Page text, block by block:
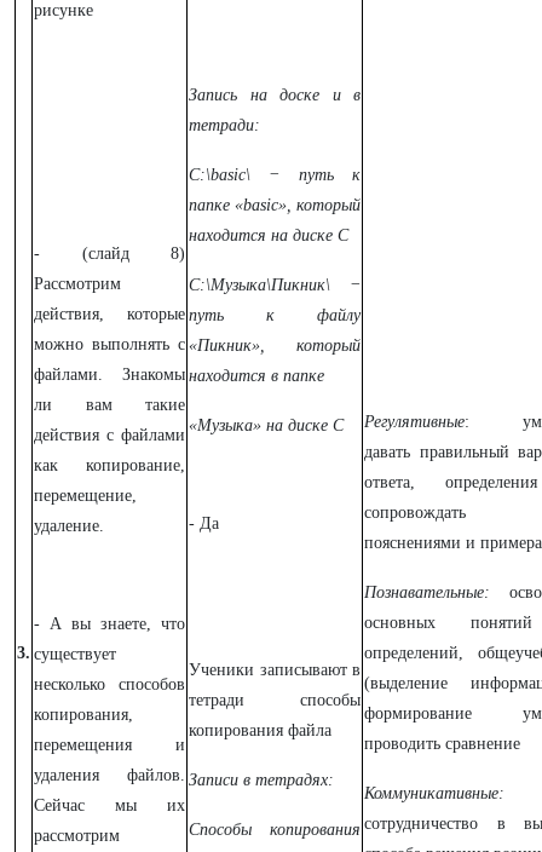
3.
рисунке
- (слайд 8)
Рассмотрим
действия, которые
можно выполнять с
файлами. Знакомы
ли вам такие
действия с файлами
как копирование,
перемещение,
удаление.
- А вы знаете, что
существует
несколько способов
копирования,
перемещения и
удаления файлов.
Сейчас мы их
рассмотрим
Запись на доске и в
тетради:
C:\basic\ − путь к
папке «basic», который
находится на диске С
C:\Музыка\Пикник\ −
путь к файлу
«Пикник», который
находится в папке
«Музыка» на диске С
- Да
Ученики записывают в
тетради способы
копирования файла
Записи в тетрадях:
Способы копирования
Регулятивные:
давать правильный
ответа,
пояснениями и
Познавательные:
основных
определений,
(выделение
формирование
проводить сравнение
Коммуникативные:
сотрудничество в